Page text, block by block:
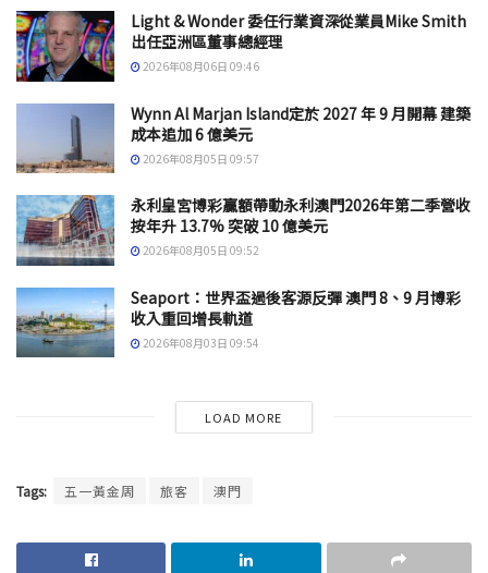
Light & Wonder 委任行業資深從業員Mike Smith
出任亞洲區董事總經理
2026年08月06日 09:46
Wynn Al Marjan Island定於 2027 年 9 月開幕 建築
成本追加 6 億美元
2026年08月05日 09:57
永利皇宮博彩贏額帶動永利澳門2026年第二季營收
按年升 13.7% 突破 10 億美元
2026年08月05日 09:52
Seaport：世界盃過後客源反彈 澳門 8、9 月博彩
收入重回增長軌道
2026年08月03日 09:54
LOAD MORE
Tags: 五一黃金周 旅客 澳門